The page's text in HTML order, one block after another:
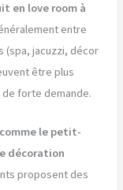
en love room à
entre
(spa, jacuzzi, décor
être plus
forte demande.
le petit-
décoration
proposent des